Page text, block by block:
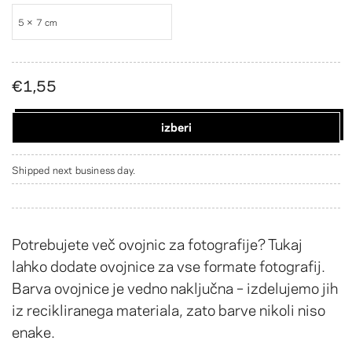
Potrebujete več ovojnic za fotografije? Tukaj
lahko dodate ovojnice za vse formate fotografij.
Barva ovojnice je vedno naključna – izdelujemo jih
iz recikliranega materiala, zato barve nikoli niso
enake.
5 × 7 cm
€1,55
izberi
Shipped next business day.